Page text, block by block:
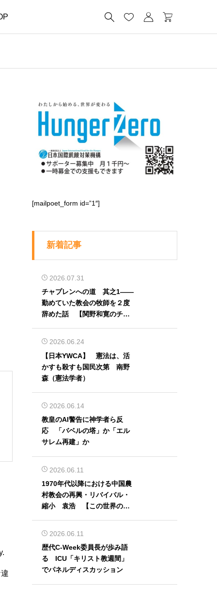
   
[mailpoet_form id=”1″]
新着記事
2026.07.31
チャプレンへの道 其之1――
勤めていた教会の牧師を２度
辞めた話 【関野和寛のチャ
2026.06.24
【日本YWCA】 憲法は、活
かすも殺すも国民次第 南野
森（憲法学者）
2026.06.14
教皇のAI警告に神学者ら反
応 「バベルの塔」か「エル
サレム再建」か
2026.06.11
1970年代以降における中国農
村教会の再興・リバイバル・
縮小 袁浩 【この世界の片
2026.06.11
歴代C-Week委員長が歩み語
る ICU「キリスト教週間」
でパネルディスカッション